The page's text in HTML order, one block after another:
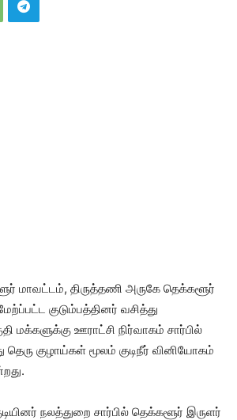
மாவட்டம், திருத்தணி அருகே தெக்களூர்
குடும்பத்தினர் வசித்து
மக்களுக்கு ஊராட்சி நிர்வாகம் சார்பில்
குழாய்கள் மூலம் குடிநீர் வினியோகம்
நலத்துறை சார்பில் தெக்களூர் இருளர்